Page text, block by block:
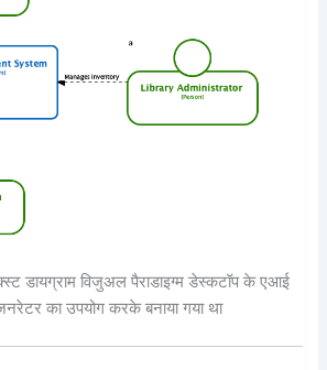
डायग्राम विजुअल पैराडाइग्म डेस्कटॉप के एआई
का उपयोग करके बनाया गया था